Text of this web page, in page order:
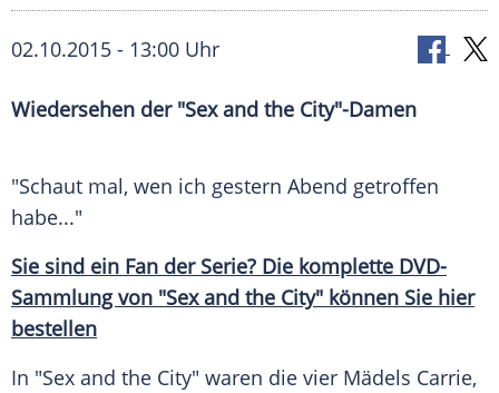
02.10.2015 - 13:00 Uhr
Wiedersehen der "Sex and the City"-Damen
"Schaut mal, wen ich gestern Abend getroffen
habe..."
Sie sind ein Fan der Serie? Die komplette DVD-
Sammlung von "Sex and the City" können Sie hier
bestellen
In "Sex and the City" waren die vier Mädels Carrie,